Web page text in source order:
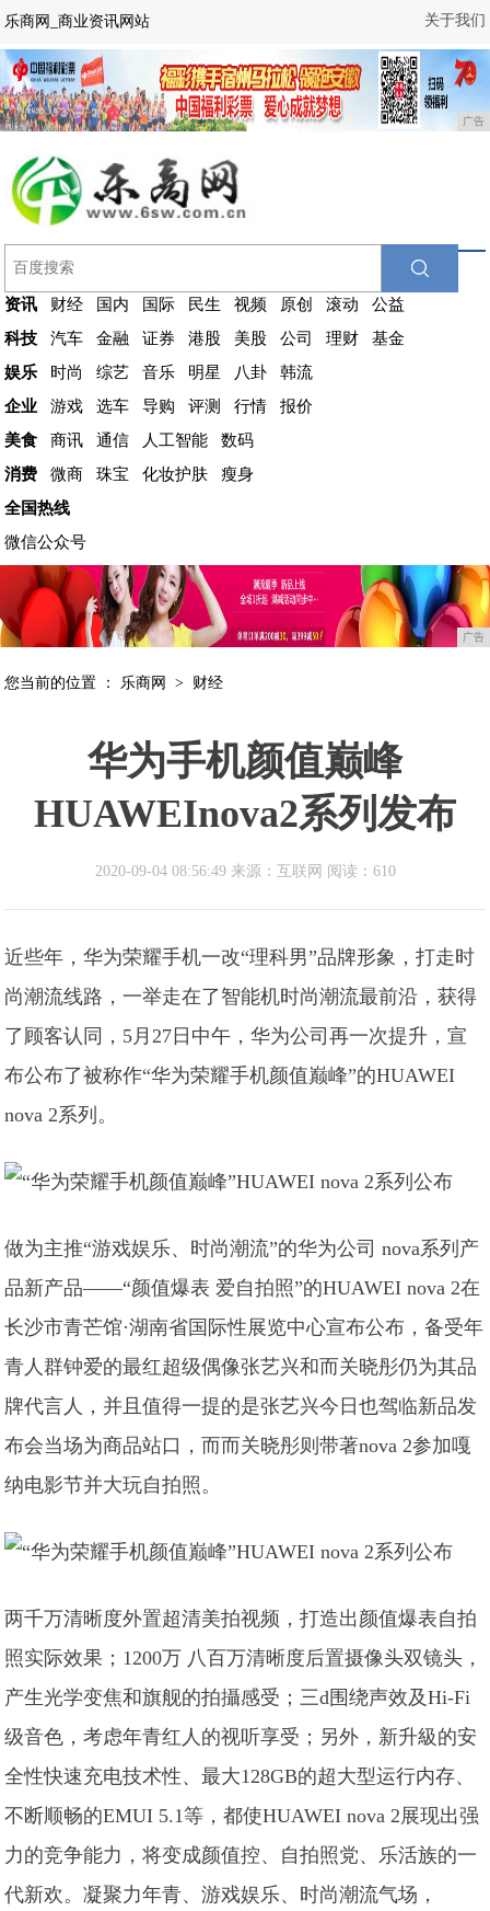
关于我们
乐商网_商业资讯网站
广告
资讯 财经 国内 国际 民生 视频 原创 滚动
公益
科技
汽车 金融 证券 港股 美股 公司 理财
基金
娱乐
时尚 综艺 音乐 明星 八卦
韩流
企业
游戏 选车 导购 评测 行情
报价
美食
商讯 通信 人工智能
数码
消费
微商 珠宝 化妆护肤
瘦身
全国热线
微信公众号
广告
您当前的位置 ： 乐商网 > 财经
华为手机颜值巅峰
HUAWEInova2系列发布
2020-09-04 08:56:49 来源：互联网 阅读：610
近些年，华为荣耀手机一改“理科男”品牌形象，打走时
尚潮流线路，一举走在了智能机时尚潮流最前沿，获得
了顾客认同，5月27日中午，华为公司再一次提升，宣
布公布了被称作“华为荣耀手机颜值巅峰”的HUAWEI
nova 2系列。
做为主推“游戏娱乐、时尚潮流”的华为公司 nova系列产
品新产品——“颜值爆表 爱自拍照”的HUAWEI nova 2在
长沙市青芒馆·湖南省国际性展览中心宣布公布，备受年
青人群钟爱的最红超级偶像张艺兴和而关晓彤仍为其品
牌代言人，并且值得一提的是张艺兴今日也驾临新品发
布会当场为商品站口，而而关晓彤则带著nova 2参加嘎
纳电影节并大玩自拍照。
两千万清晰度外置超清美拍视频，打造出颜值爆表自拍
照实际效果；1200万 八百万清晰度后置摄像头双镜头，
产生光学变焦和旗舰的拍攝感受；三d围绕声效及Hi-Fi
级音色，考虑年青红人的视听享受；另外，新升級的安
全性快速充电技术性、最大128GB的超大型运行内存、
不断顺畅的EMUI 5.1等，都使HUAWEI nova 2展现出强
力的竞争能力，将变成颜值控、自拍照党、乐活族的一
代新欢。凝聚力年青、游戏娱乐、时尚潮流气场，